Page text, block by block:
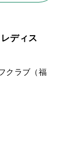
ディス
クラブ（福